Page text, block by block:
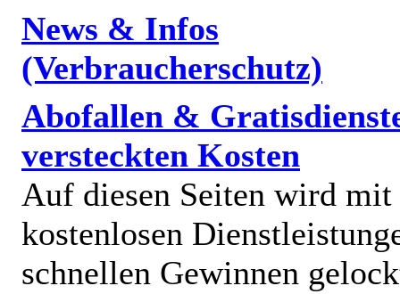
News & Infos
(Verbraucherschutz)
Abofallen &
versteckten Kosten
Auf diesen Seiten wird mit
kostenlosen
schnellen Gewinnen